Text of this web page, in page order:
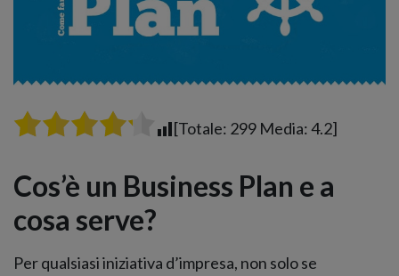
[Totale: 299 Media:4.2]
Cos’è un Business Plan e a
cosa serve?
Per qualsiasi iniziativa d’impresa, non solo se